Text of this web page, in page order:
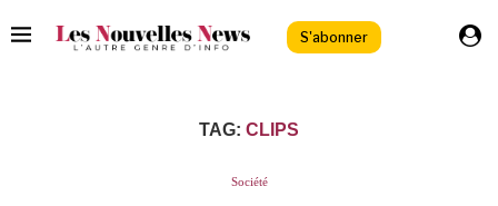
S'abonner
TAG: CLIPS
Société